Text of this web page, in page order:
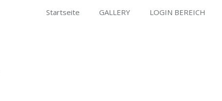
Startseite GALLERY LOGIN BEREICH